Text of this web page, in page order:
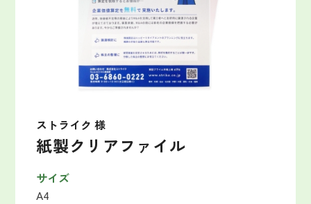
ストライク 様
紙製クリアファイル
サイズ
A4